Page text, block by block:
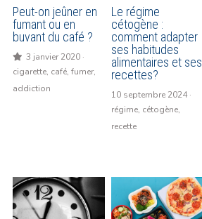
Les effets du Jeûne
La reprise
Les bienfaits du jeûne
Le Blog
Facebook
Peut-on jeûner en
fumant ou en
buvant du café ?
3 janvier 2020·
cigarette, café, fumer,
addiction
Le régime
cétogène :
comment adapter
ses habitudes
alimentaires et ses
recettes?
10 septembre 2024·
régime, cétogène,
recette